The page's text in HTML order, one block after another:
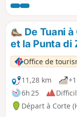
avec ses 1060 m
physique et
d’exception.
De Tuani
et la Punta di
Office de
11,28 km
6h 25
Départ à Corte